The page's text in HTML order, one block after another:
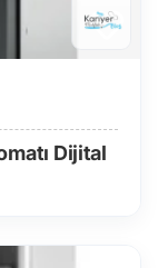
Dijital